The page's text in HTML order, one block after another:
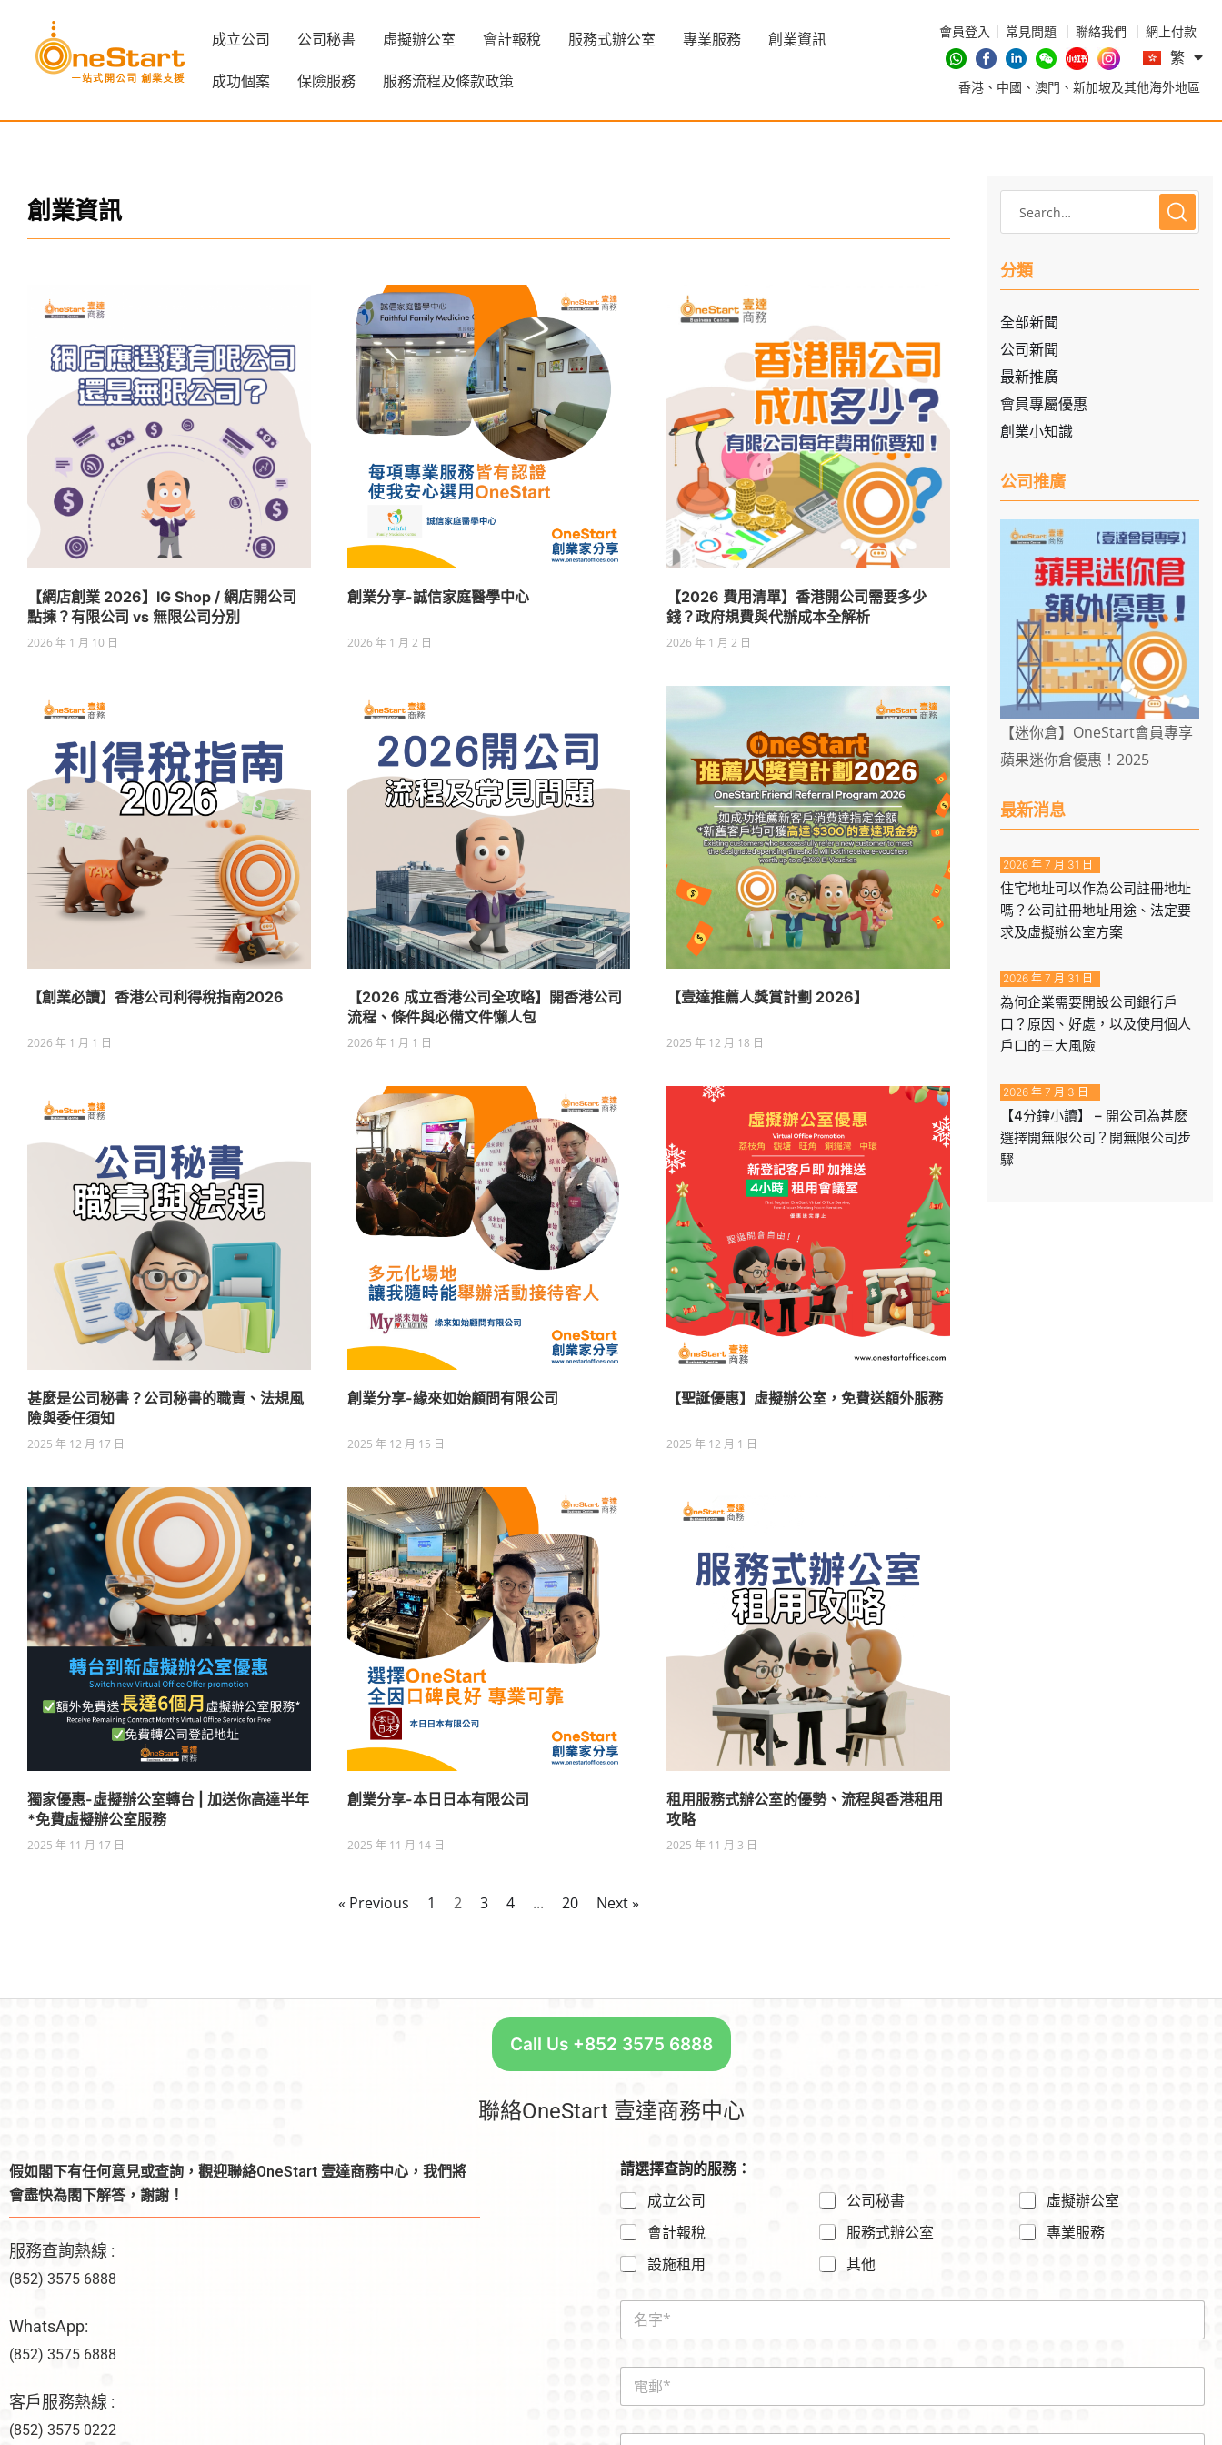
成立公司 公司秘書 虛擬辦公室 會計報稅 服務式辦公室 專業服務 創業資訊
成功個案 保險服務 服務流程及條款政策
會員登入 常見問題 聯絡我們 網上付款
繁
En
简
香港、中國、澳門、新加坡及其他海外地區
創業資訊
【網店創業 2026】IG Shop / 網店開公司
點揀？有限公司 vs 無限公司分別
2026 年 1 月 10 日
創業分享-誠信家庭醫學中心
2026 年 1 月 2 日
【2026 費用清單】香港開公司需要多少
錢？政府規費與代辦成本全解析
2026 年 1 月 2 日
【創業必讀】香港公司利得稅指南2026
2026 年 1 月 1 日
【2026 成立香港公司全攻略】開香港公司
流程、條件與必備文件懶人包
2026 年 1 月 1 日
【壹達推薦人獎賞計劃 2026】
2025 年 12 月 18 日
甚麼是公司秘書？公司秘書的職責、法規風
險與委任須知
2025 年 12 月 17 日
創業分享-緣來如始顧問有限公司
2025 年 12 月 15 日
【聖誕優惠】虛擬辦公室，免費送額外服務
2025 年 12 月 1 日
獨家優惠-虛擬辦公室轉台 | 加送你高達半年
*免費虛擬辦公室服務
2025 年 11 月 17 日
創業分享-本日日本有限公司
2025 年 11 月 14 日
租用服務式辦公室的優勢、流程與香港租用
攻略
2025 年 11 月 3 日
« Previous 1 2 3 4 ... 20 Next »
分類
全部新聞
公司新聞
最新推廣
會員專屬優惠
創業小知識
公司推廣
【迷你倉】OneStart會員專享
蘋果迷你倉優惠！2025
最新消息
住宅地址可以作為公司註冊地址
嗎？公司註冊地址用途、法定要
求及虛擬辦公室方案
2026 年 7 月 31 日
為何企業需要開設公司銀行戶
口？原因、好處，以及使用個人
戶口的三大風險
2026 年 7 月 31 日
【4分鐘小讀】 – 開公司為甚麽
選擇開無限公司？開無限公司步
驟
2026 年 7 月 3 日
Call Us +852 3575 6888
聯絡OneStart 壹達商務中心
假如閣下有任何意見或查詢，觀迎聯絡OneStart 壹達商務中心，我們將
會盡快為閣下解答，謝謝！
服務查詢熱線 :
(852) 3575 6888
WhatsApp:
(852) 3575 6888
客戶服務熱線 :
(852) 3575 0222
請選擇查詢的服務：
成立公司
公司秘書
虛擬辦公室
會計報稅
服務式辦公室
專業服務
設施租用
其他
N
m
E
a
電